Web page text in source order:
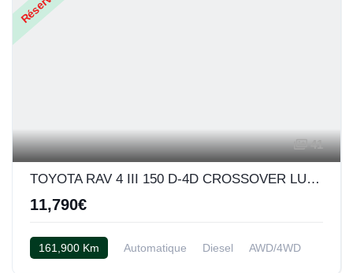
41
TOYOTA RAV 4 III 150 D-4D CROSSOVER LUXE BVA AWD
11,790€
161,900 Km Automatique Diesel
AWD/4WD